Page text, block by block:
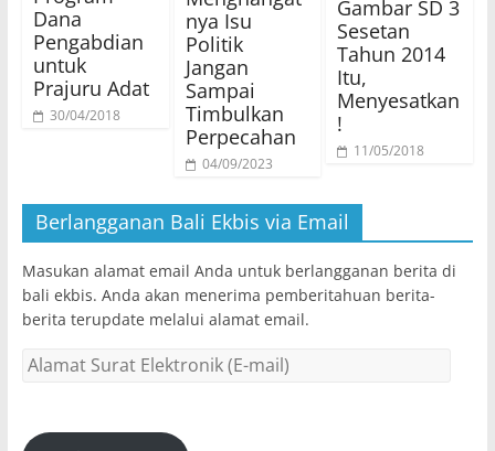
Dana
Pengabdian
untuk
Prajuru Adat
30/04/2018
nya Isu
Politik
Jangan
Sampai
Timbulkan
Perpecahan
04/09/2023
Gambar SD 3
Sesetan
Tahun 2014
Itu,
Menyesatkan
!
11/05/2018
Berlangganan Bali Ekbis via Email
Masukan alamat email Anda untuk berlangganan berita di
bali ekbis. Anda akan menerima pemberitahuan berita-
berita terupdate melalui alamat email.
Alamat
(E-